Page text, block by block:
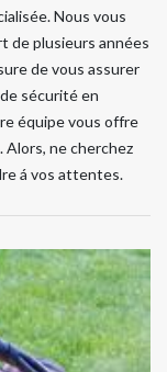
Nous vous
de plusieurs années
de vous assurer
sécurité en
équipe vous offre
Alors, ne cherchez
á vos attentes.